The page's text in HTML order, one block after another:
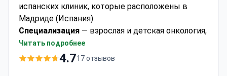
испанских клиник, которые расположены в
Мадриде (Испания).
Специализация — взрослая и детская онкология,
неврология, нейрохирургия, кардиология и
ортопедия.
Читать подробнее
4.717 отзывов